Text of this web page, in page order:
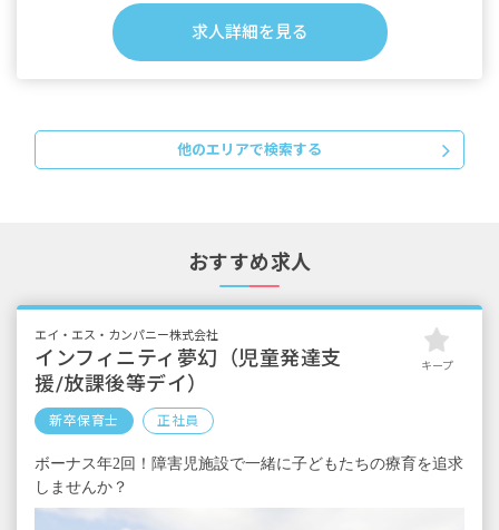
資格手当 8,750円～9,000円
住宅手当 月上限14,000円
家族手当（子ども1人につき5,000円）
算出）
※試用期間：1カ月／同条件
※契約期間／年度契約（入職日から2025年3月
末まで）契約更新あり
求人詳細を見る
他のエリアで検索する
おすすめ求人
エイ・エス・カンパニー株式会社
インフィニティ夢幻（児童発達支
援/放課後等デイ）
新卒保育士 正社員
キープ
ボーナス年2回！障害児施設で一緒に子どもたちの療育を追求
しませんか？